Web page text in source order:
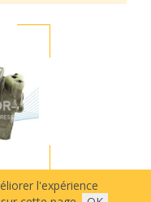
l'expérience